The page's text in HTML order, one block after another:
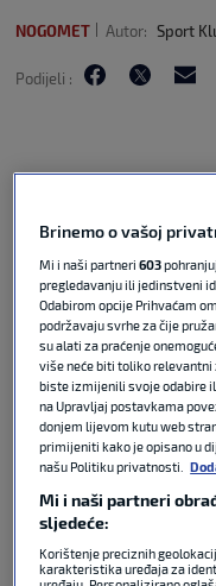
NOGOMET Autor: Sport
Podijeli :
Nogometaši
nizozemskog Kupa.
Favoriziriani
Groningen je poveo
Duartea, a tim se
Brinemo o vašoj
Mi i naši partneri603
pregledavanju ili jedinstveni
Odabirom opcije Prihvaćam
podržavaju svrhe za čije
su alati za praćenje
više neće biti toliko
biste izmijenili svoje odabire
na Upravljaj postavkama
donjem lijevom kutu web
primijeniti kako je opisano u
našu Politiku privatnosti.
Mi i naši partneri
sljedeće:
Korištenje preciznih
karakteristika uređaja za